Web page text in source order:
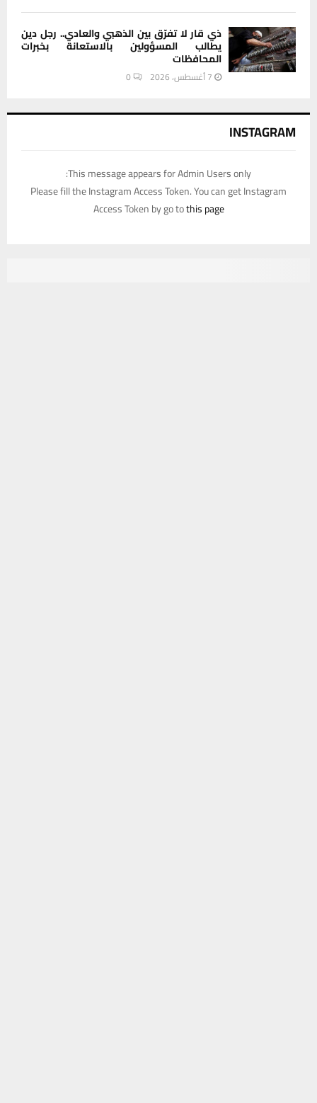
ذي قار لا تفرّق بين الذهبي والعادي.. رجل دين
يطالب المسؤولين بالاستعانة بخبرات
المحافظات
7 أغسطس، 2026 0
INSTAGRAM
This message appears for Admin Users only:
Please fill the Instagram Access Token. You can get Instagram
Access Token by go tothis page